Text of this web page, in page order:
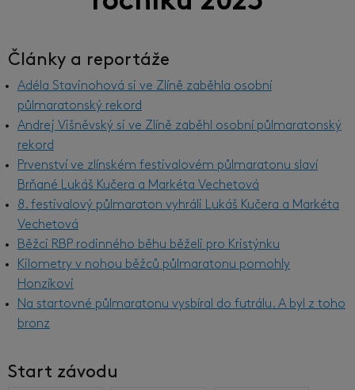
Články a reportáže
Adéla Stavinohová si ve Zlíně zaběhla osobní
půlmaratonský rekord
Andrej Višněvský si ve Zlíně zaběhl osobní půlmaratonský
rekord
Prvenství ve zlínském festivalovém půlmaratonu slaví
Brňané Lukáš Kučera a Markéta Vechetová
8. festivalový půlmaraton vyhráli Lukáš Kučera a Markéta
Vechetová
Běžci RBP rodinného běhu běželi pro Kristýnku
Kilometry v nohou běžců půlmaratonu pomohly
Honzíkovi
Na startovné půlmaratonu vysbíral do futrálu. A byl z toho
bronz
Start závodu